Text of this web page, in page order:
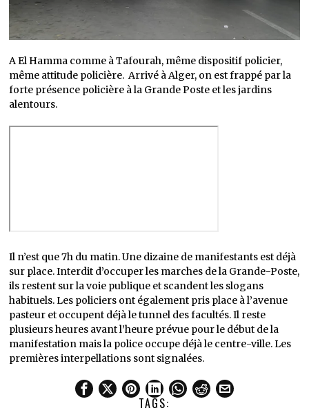
A El Hamma comme à Tafourah, même dispositif policier,
même attitude policière. Arrivé à Alger, on est frappé par la
forte présence policière à la Grande Poste et les jardins
alentours.
Il n’est que 7h du matin. Une dizaine de manifestants est déjà
sur place. Interdit d’occuper les marches de la Grande-Poste,
ils restent sur la voie publique et scandent les slogans
habituels. Les policiers ont également pris place à l’avenue
pasteur et occupent déjà le tunnel des facultés. Il reste
plusieurs heures avant l’heure prévue pour le début de la
manifestation mais la police occupe déjà le centre-ville. Les
premières interpellations sont signalées.
TAGS: